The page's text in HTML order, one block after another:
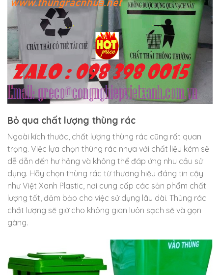
Bỏ qua chất lượng thùng rác
Ngoài kích thước, chất lượng thùng rác cũng rất quan
trọng. Việc lựa chọn thùng rác nhựa với chất liệu kém sẽ
dễ dẫn đến hư hỏng và không thể đáp ứng nhu cầu sử
dụng. Hãy chọn thùng rác từ thương hiệu đáng tin cậy
như Việt Xanh Plastic, nơi cung cấp các sản phẩm chất
lượng tốt, đảm bảo cho việc sử dụng lâu dài. Thùng rác
chất lượng sẽ giữ cho không gian luôn sạch sẽ và gọn
gàng.